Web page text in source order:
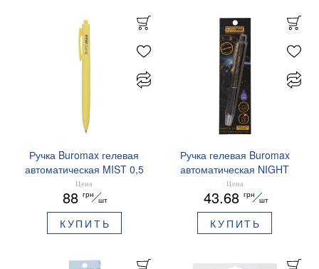
Ручка Buromax гелевая
автоматическая MIST 0,5
мм синие чернила
BM.83103
Цена
88 грн
шт
КУПИТЬ
Ручка гелевая Buromax
автоматическая NIGHT
SKY ZODIAC 0.5 мм
ароматизированный грипп
синие чернила BM.8379-
01
Цена
43.68 грн
шт
КУПИТЬ